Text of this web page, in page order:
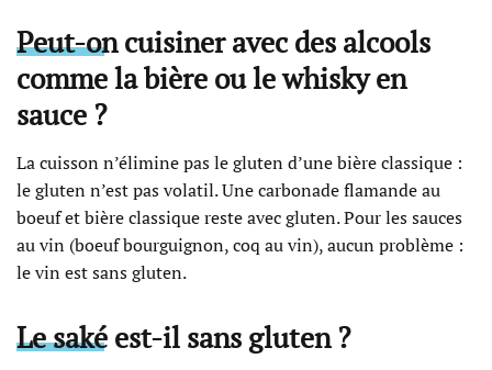
Peut-on cuisiner avec des alcools
comme la bière ou le whisky en
sauce ?
La cuisson n’élimine pas le gluten d’une bière classique :
le gluten n’est pas volatil. Une carbonade flamande au
boeuf et bière classique reste avec gluten. Pour les sauces
au vin (boeuf bourguignon, coq au vin), aucun problème :
le vin est sans gluten.
Le saké est-il sans gluten ?